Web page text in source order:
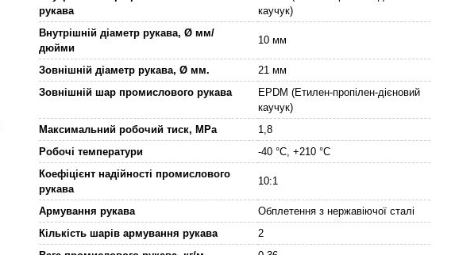
рукава
каучук)
Внутрішній діаметр рукава, Ø мм/
дюйми
10 мм
Зовнішній діаметр рукава, Ø мм.
21 мм
Зовнішній шар промислового рукава
EPDM (Етилен-пропілен-дієновий
каучук)
Максимальний робочий тиск, MPa
1,8
Робочі температури
-40 °С, +210 °С
Коефіцієнт надійності промислового
рукава
10:1
Армування рукава
Обплетення з нержавіючої сталі
Кількість шарів армування рукава
2